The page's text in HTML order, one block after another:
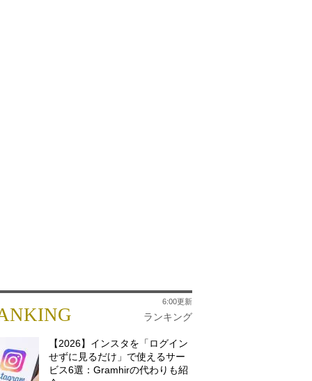
ランキング
6:00更新
【2026】インスタを「ログイン
せずに見るだけ」で使えるサー
ビス6選：Gramhirの代わりも紹